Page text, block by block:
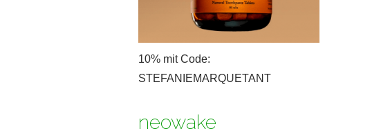
10% mit Code:
STEFANIEMARQUETANT
neowake